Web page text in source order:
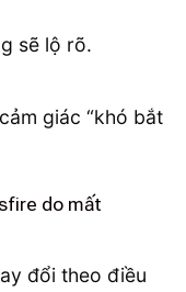
sẽ lộ rõ.
giác “khó bắt
do mất
đổi theo điều